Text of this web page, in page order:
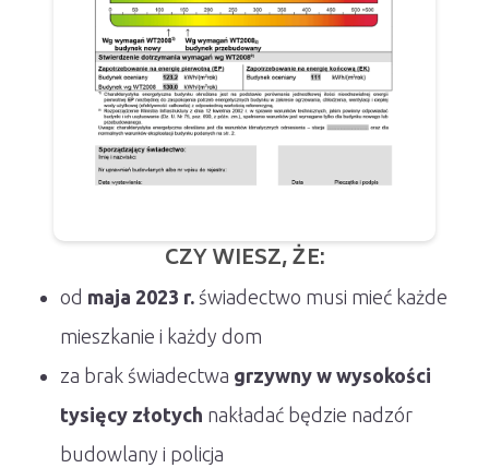
CZY WIESZ, ŻE:
od maja 2023 r. świadectwo musi mieć każde
mieszkanie i każdy dom
za brak świadectwa grzywny w wysokości
tysięcy złotych nakładać będzie nadzór
budowlany i policja